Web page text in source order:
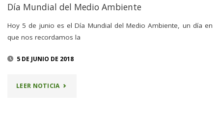
Día Mundial del Medio Ambiente
Hoy 5 de junio es el Día Mundial del Medio Ambiente, un día en
que nos recordamos la
5 DE JUNIO DE 2018
LEER NOTICIA"DÍA